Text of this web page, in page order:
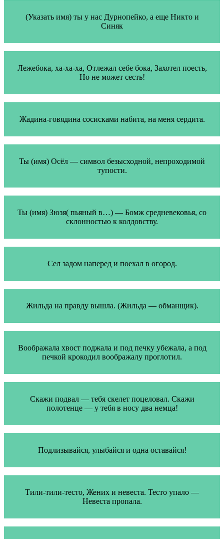
(Указать имя) ты у нас Дурнопейко, а еще Никто и
Синяк
Лежебока, ха-ха-ха, Отлежал себе бока, Захотел поесть,
Но не может сесть!
Жадина-говядина сосисками набита, на меня сердита.
Ты (имя) Осёл — символ безысходной, непроходимой
тупости.
Ты (имя) Зюзя( пьяный в…) — Бомж средневековья, со
склонностью к колдовству.
Сел задом наперед и поехал в огород.
Жильда на правду вышла. (Жильда — обманщик).
Воображала хвост поджала и под печку убежала, а под
печкой крокодил воображалу проглотил.
Скажи подвал — тебя скелет поцеловал. Скажи
полотенце — у тебя в носу два немца!
Подлизывайся, улыбайся и одна оставайся!
Тили-тили-тесто, Жених и невеста. Тесто упало —
Невеста пропала.